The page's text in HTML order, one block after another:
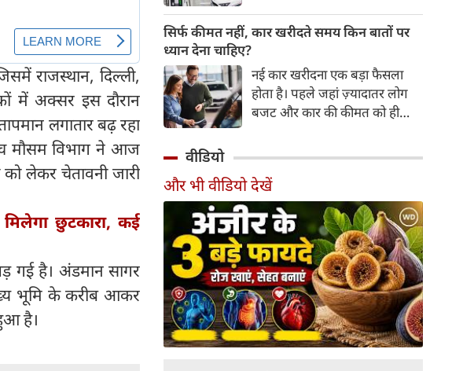
राजस्थान, दिल्ली,
में अक्सर इस दौरान
लगातार बढ़ रहा
मौसम विभाग ने आज
लेकर चेतावनी जारी
छुटकारा, कई
गई है। अंडमान सागर
भूमि के करीब आकर
है।
200 अरब रुपए का मौका
सिर्फ कीमत नहीं, कार खरीदते समय किन बातों पर
ध्यान देना चाहिए?
नई कार खरीदना एक बड़ा फैसला
होता है। पहले जहां ज़्यादातर लोग
बजट और कार की कीमत को ही
खरीदते समय किन बातों पर ध्यान
देना चाहिए।
वीडियो
और भी वीडियो देखें